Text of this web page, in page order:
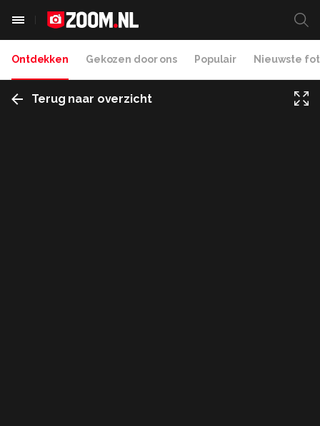
Ontdekken Gekozen door ons Populair Nieuwste
Terug naar overzicht